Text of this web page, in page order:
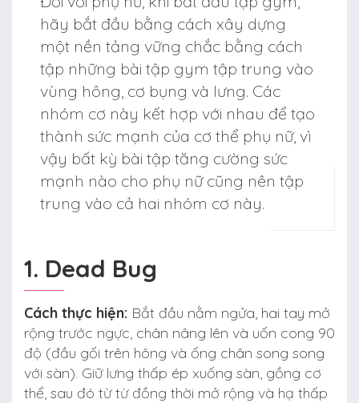
hãy bắt đầu bằng cách xây dựng
một nền tảng vững chắc bằng cách
tập những bài tập gym tập trung vào
vùng hông, cơ bụng và lưng. Các
nhóm cơ này kết hợp với nhau để tạo
thành sức mạnh của cơ thể phụ nữ, vì
vậy bất kỳ bài tập tăng cường sức
mạnh nào cho phụ nữ cũng nên tập
trung vào cả hai nhóm cơ này.
1. Dead Bug
Cách thực hiện: Bắt đầu nằm ngửa, hai tay mở
rộng trước ngực, chân nâng lên và uốn cong 90
độ (đầu gối trên hông và ống chân song song
với sàn). Giữ lưng thấp ép xuống sàn, gồng cơ
thể, sau đó từ từ đồng thời mở rộng và hạ thấp